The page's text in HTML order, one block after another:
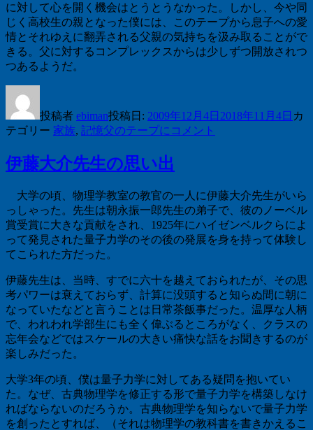
に対して心を開く機会はとうとうなかった。しかし、今や同
じく高校生の親となった僕には、このテープから息子への愛
情とそれゆえに翻弄される父親の気持ちを汲み取ることがで
きる。父に対するコンプレックスからは少しずつ開放されつ
つあるようだ。
投稿者 ebiman投稿日: 2009年12月4日 2018年11月4日 カ
テゴリー 家族, 記憶父のテープに コメント
伊藤大介先生の思い出
大学の頃、物理学教室の教官の一人に伊藤大介先生がいら
っしゃった。先生は朝永振一郎先生の弟子で、彼のノーベル
賞受賞に大きな貢献をされ、 1925年にハイゼンベルクらによ
って発見された量子力学のその後の発展を身を持って体験し
てこられた方だった。
伊藤先生は、当時、すでに六十を越えておられたが、その思
考パワーは衰えておらず、計算に没頭すると知らぬ間に朝に
なっていたなどと言うことは日常茶飯事だった。温厚な人柄
で、われわれ学部生にも全く偉ぶるところがなく、クラスの
忘年会などではスケールの大きい痛快な話をお聞きするのが
楽しみだった。
大学3年の頃、僕は量子力学に対してある疑問を抱いてい
た。なぜ、古典物理学を修正する形で量子力学を構築しなけ
ればならないのだろうか。古典物理学を知らないで量子力学
を創ったとすれば、（それは物理学の教科書を書きかえるこ